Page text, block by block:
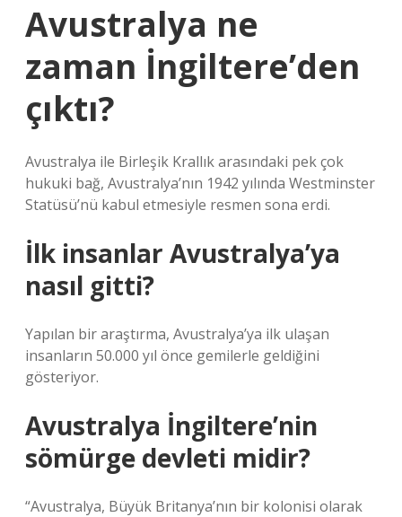
Avustralya ne
zaman İngiltere’den
çıktı?
Avustralya ile Birleşik Krallık arasındaki pek çok
hukuki bağ, Avustralya’nın 1942 yılında Westminster
Statüsü’nü kabul etmesiyle resmen sona erdi.
İlk insanlar Avustralya’ya
nasıl gitti?
Yapılan bir araştırma, Avustralya’ya ilk ulaşan
insanların 50.000 yıl önce gemilerle geldiğini
gösteriyor.
Avustralya İngiltere’nin
sömürge devleti midir?
“Avustralya, Büyük Britanya’nın bir kolonisi olarak